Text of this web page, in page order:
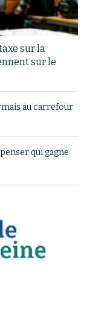
sur la
sur le
au carrefour
qui gagne